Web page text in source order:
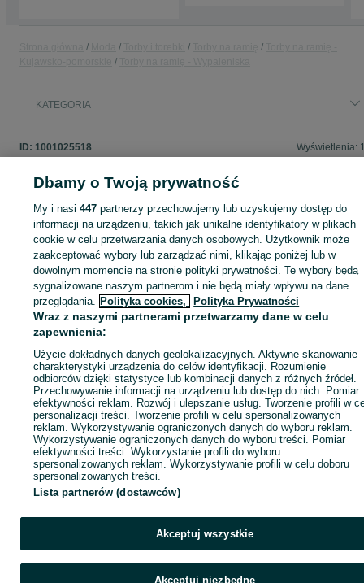
KATEGORIA
ID: 1001025518 Wyświetlenia:
Zaloguj się lub załóż konto na OLX, aby skontaktować się z
sprzedającym
Zaloguj się / Załóż konto
Dbamy o Twoją prywatność
My i nasi447 partnerzy przechowujemy lub uzyskujemy dostęp do
informacji na urządzeniu, takich jak unikalne identyfikatory w plikach
cookie w celu przetwarzania danych osobowych. Użytkownik może
zaakceptować wybory lub zarządzać nimi, klikając poniżej lub w
dowolnym momencie na stronie polityki prywatności. Te wybory będą
sygnalizowane naszym partnerom i nie będą miały wpływu na dane
przeglądania. Polityka cookies, Polityka Prywatności
Wraz z naszymi partnerami przetwarzamy dane w celu
zapewnienia:
Użycie dokładnych danych geolokalizacyjnych. Aktywne skanowanie
charakterystyki urządzenia do celów identyfikacji. Rozumienie
odbiorców dzięki statystyce lub kombinacji danych z różnych źródeł.
Przechowywanie informacji na urządzeniu lub dostęp do nich. Pomiar
efektywności reklam. Rozwój i ulepszanie usług. Tworzenie profili w
personalizacji treści. Tworzenie profili w celu spersonalizowanych
reklam. Wykorzystywanie ograniczonych danych do wyboru reklam.
Wykorzystywanie ograniczonych danych do wyboru treści. Pomiar
efektywności treści. Wykorzystanie profili do wyboru
spersonalizowanych reklam. Wykorzystywanie profili w celu doboru
spersonalizowanych treści.
Lista partnerów (dostawców)
Akceptuj wszystkie
Akceptuj niezbędne